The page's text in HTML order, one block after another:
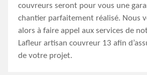
couvreurs seront pour vous une
chantier parfaitement réalisé. Nous
alors à faire appel aux services de
Lafleur artisan couvreur 13 afin
de votre projet.